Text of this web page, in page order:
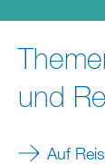
und
Auf